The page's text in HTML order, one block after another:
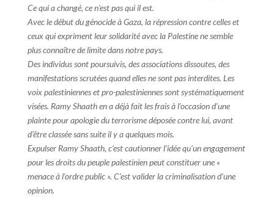
Ce qui a changé, ce n’est pas qui il est.
Avec le début du génocide à Gaza, la répression contre celles et
ceux qui expriment leur solidarité avec la Palestine ne semble
plus connaître de limite dans notre pays.
Des individus sont poursuivis, des associations dissoutes, des
manifestations scrutées quand elles ne sont pas interdites. Les
voix palestiniennes et pro-palestiniennes sont systématiquement
visées. Ramy Shaath en a déjà fait les frais à l’occasion d’une
plainte pour apologie du terrorisme déposée contre lui, avant
d’être classée sans suite il y a quelques mois.
Expulser Ramy Shaath, c’est cautionner l’idée qu’un engagement
pour les droits du peuple palestinien peut constituer une «
menace à l’ordre public ». C’est valider la criminalisation d’une
opinion.